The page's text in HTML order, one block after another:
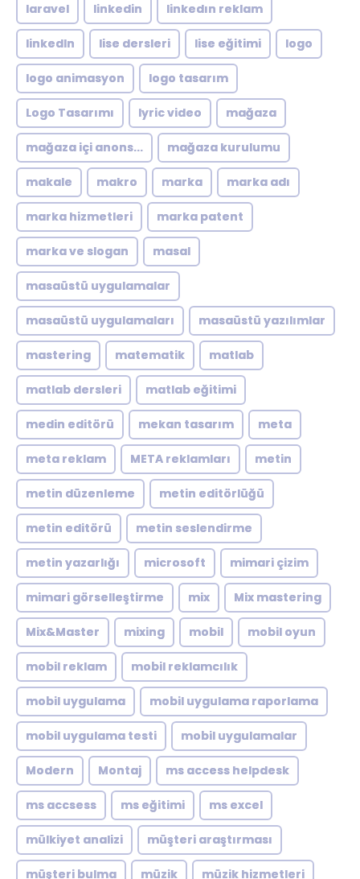
laravel linkedin linkedın reklam
linkedln lise dersleri lise eğitimi logo
logo animasyon logo tasarım
Logo Tasarımı lyric video mağaza
mağaza içi anons... mağaza kurulumu
makale makro marka marka adı
marka hizmetleri marka patent
marka ve slogan masal
masaüstü uygulamalar
masaüstü uygulamaları masaüstü yazılımlar
mastering matematik matlab
matlab dersleri matlab eğitimi
medin editörü mekan tasarım meta
meta reklam META reklamları metin
metin düzenleme metin editörlüğü
metin editörü metin seslendirme
metin yazarlığı microsoft mimari çizim
mimari görselleştirme mix Mix mastering
Mix&Master mixing mobil mobil oyun
mobil reklam mobil reklamcılık
mobil uygulama mobil uygulama raporlama
mobil uygulama testi mobil uygulamalar
Modern Montaj ms access helpdesk
ms accsess ms eğitimi ms excel
mülkiyet analizi müşteri araştırması
müşteri bulma müzik müzik hizmetleri